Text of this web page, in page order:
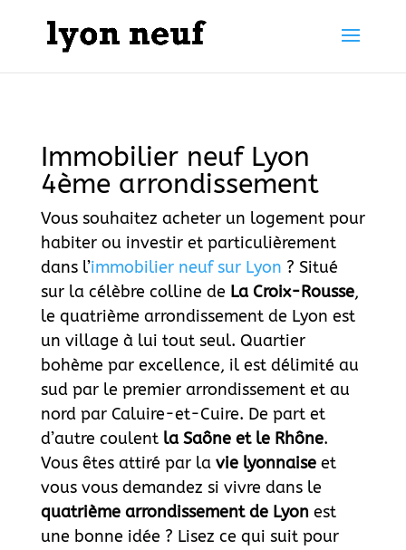
Immobilier neuf Lyon
4ème arrondissement
Vous souhaitez acheter un logement pour
habiter ou investir et particulièrement
dans l’immobilier neuf sur Lyon ? Situé
sur la célèbre colline de La Croix-Rousse,
le quatrième arrondissement de Lyon est
un village à lui tout seul. Quartier
bohème par excellence, il est délimité au
sud par le premier arrondissement et au
nord par Caluire-et-Cuire. De part et
d’autre coulent la Saône et le Rhône.
Vous êtes attiré par la vie lyonnaiseet
vous vous demandez si vivre dans le
quatrième arrondissement de Lyon est
une bonne idée ? Lisez ce qui suit pour